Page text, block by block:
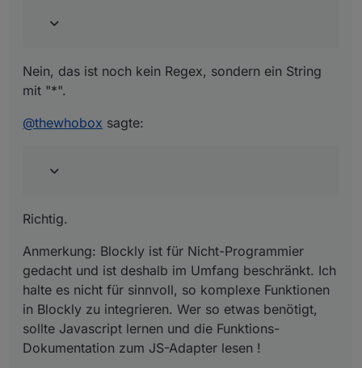
und ist deshalb im Umfang beschränkt. Ich halte es
nicht für sinnvoll, so komplexe Funktionen in Blockly zu
integrieren. Wer so etwas benötigt, sollte Javascript
Adapter lesen !
Nein, das ist noch kein Regex, sondern ein String
mit "*".
@thewhobox sagte:
Richtig.
Anmerkung: Blockly ist für Nicht-Programmier
gedacht und ist deshalb im Umfang beschränkt. Ich
halte es nicht für sinnvoll, so komplexe Funktionen
in Blockly zu integrieren. Wer so etwas benötigt,
sollte Javascript lernen und die Funktions-
Dokumentation zum JS-Adapter lesen !